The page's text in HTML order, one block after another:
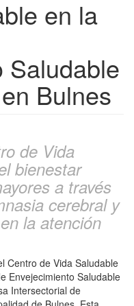
en la
Saludable
Bulnes
de Vida
bienestar
a través
cerebral y
la atención
Centro de Vida Saludable
Envejecimiento Saludable
Intersectorial de